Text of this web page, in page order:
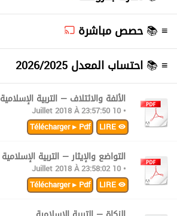
≡ 📚 حصص مباشرة
≡ 📚 احتساب المعدل 2026/2025
الألفة والائتلاف — التربية الإسلامية
• 10 Juillet 2018 À 23:57:50
Télécharger ▸ Pdf
التواضع والإيثار — التربية الإسلامية
• 10 Juillet 2018 À 23:58:02
Télécharger ▸ Pdf